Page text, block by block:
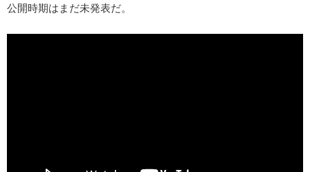
公開時期はまだ未発表だ。